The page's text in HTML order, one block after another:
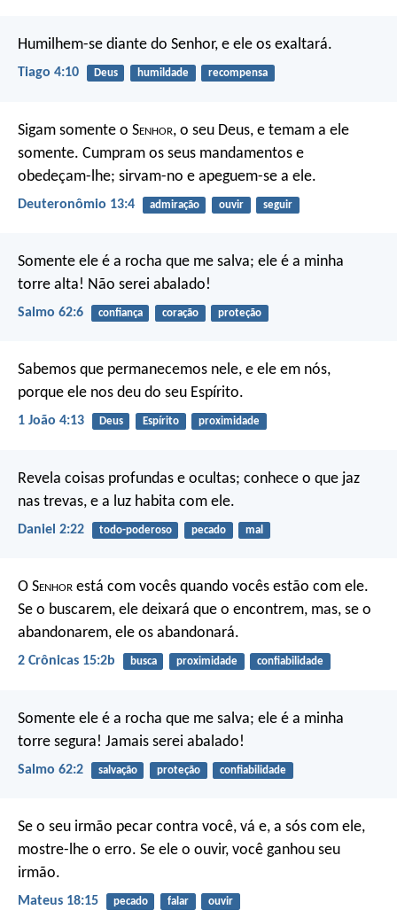
Humilhem-se diante do Senhor, e ele os exaltará.
Tiago 4:10 Deus humildade recompensa
Sigam somente o Senhor, o seu Deus, e temam a ele
somente. Cumpram os seus mandamentos e
obedeçam-lhe; sirvam-no e apeguem-se a ele.
Deuteronômio 13:4 admiração ouvir seguir
Somente ele é a rocha que me salva; ele é a minha
torre alta! Não serei abalado!
Salmo 62:6 confiança coração proteção
Sabemos que permanecemos nele, e ele em nós,
porque ele nos deu do seu Espírito.
1 João 4:13 Deus Espírito proximidade
Revela coisas profundas e ocultas; conhece o que jaz
nas trevas, e a luz habita com ele.
Daniel 2:22 todo-poderoso pecado mal
O Senhor está com vocês quando vocês estão com ele.
Se o buscarem, ele deixará que o encontrem, mas, se o
abandonarem, ele os abandonará.
2 Crônicas 15:2b busca proximidade confiabilidade
Somente ele é a rocha que me salva; ele é a minha
torre segura! Jamais serei abalado!
Salmo 62:2 salvação proteção confiabilidade
Se o seu irmão pecar contra você, vá e, a sós com ele,
mostre-lhe o erro. Se ele o ouvir, você ganhou seu
irmão.
Mateus 18:15 pecado falar ouvir